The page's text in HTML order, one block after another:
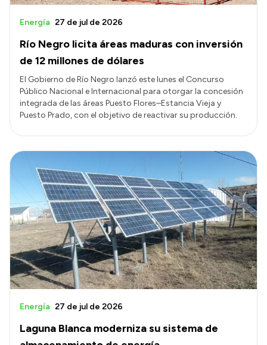
Río Negro licita áreas maduras con inversión
de 12 millones de dólares
Energía 27 de jul de 2026
El Gobierno de Río Negro lanzó este lunes el Concurso
Público Nacional e Internacional para otorgar la concesión
integrada de las áreas Puesto Flores–Estancia Vieja y
Puesto Prado, con el objetivo de reactivar su producción.
Laguna Blanca moderniza su sistema de
Energía 27 de jul de 2026